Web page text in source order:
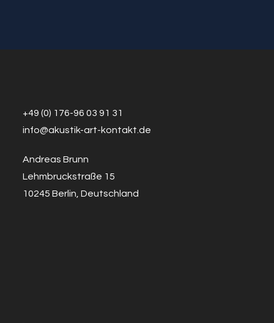
+49 (0) 176-96 03 91 31
info@akustik-art-kontakt.de
Andreas Brunn
Lehmbruckstraße 15
10245 Berlin, Deutschland